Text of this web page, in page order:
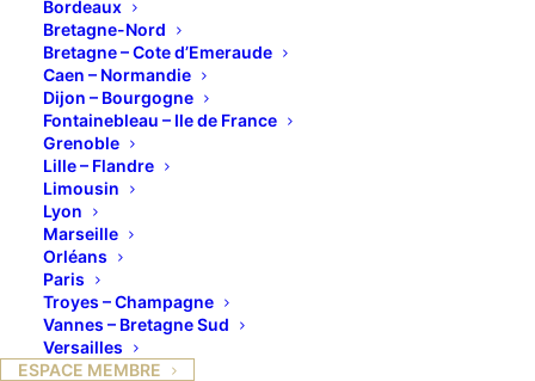
Bordeaux
Bretagne-Nord
Bretagne – Cote d’Emeraude
Caen – Normandie
Dijon – Bourgogne
Fontainebleau – Ile de France
Grenoble
Lille – Flandre
Limousin
Lyon
Marseille
Orléans
Paris
Troyes – Champagne
Vannes – Bretagne Sud
Versailles
ESPACE MEMBRE
COUVENT ET
EXPOSITION D’ART
CONTEMPORAIN PAR
LE PERE MARC
CHAUVEAU « ANISH
KAPOOR CHEZ LE
CORBUSIER »